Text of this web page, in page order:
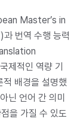
Master’s in
번역 수행 능력
적인 역량 기
적 배경을 설명했
닌 언어 간 의미
을 가질 수 있도